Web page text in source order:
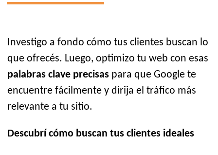
Investigo a fondo cómo tus clientes buscan lo
que ofrecés. Luego, optimizo tu web con esas
palabras clave precisas para que Google te
encuentre fácilmente y dirija el tráfico más
relevante a tu sitio.
Descubrí cómo buscan tus clientes ideales